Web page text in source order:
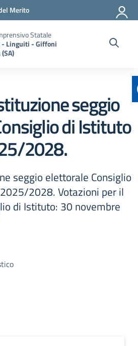
Merito
Statale
- Linguiti - Giffoni
seggio
di Istituto
2028.
seggio elettorale Consiglio
2028. Votazioni per il
di Istituto: 30 novembre